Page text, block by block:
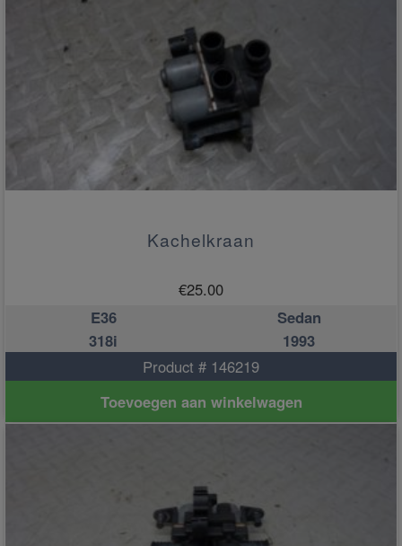
Kachelkraan
€25.00
E36
Sedan
318i
1993
Product # 146219
Toevoegen aan winkelwagen